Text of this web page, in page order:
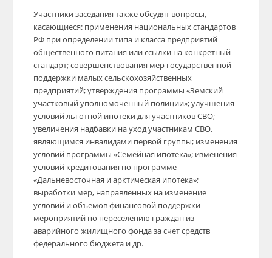
Участники заседания также обсудят вопросы,
касающиеся: применения национальных стандартов
РФ при определении типа и класса предприятий
общественного питания или ссылки на конкретный
стандарт; совершенствования мер государственной
поддержки малых сельскохозяйственных
предприятий; утверждения программы «Земский
участковый уполномоченный полиции»; улучшения
условий льготной ипотеки для участников СВО;
увеличения надбавки на уход участникам СВО,
являющимся инвалидами первой группы; изменения
условий программы «Семейная ипотека»; изменения
условий кредитования по программе
«Дальневосточная и арктическая ипотека»;
выработки мер, направленных на изменение
условий и объемов финансовой поддержки
мероприятий по переселению граждан из
аварийного жилищного фонда за счет средств
федерального бюджета и др.